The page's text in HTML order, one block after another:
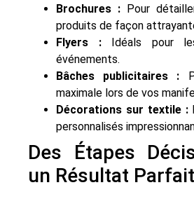
Brochures :Pour
produits de façon
Flyers :Idéals pour
événements.
Bâches publicitaires :
maximale lors de vos
Décorations sur textile :
personnalisés
Des Étapes
un Résultat Parfait